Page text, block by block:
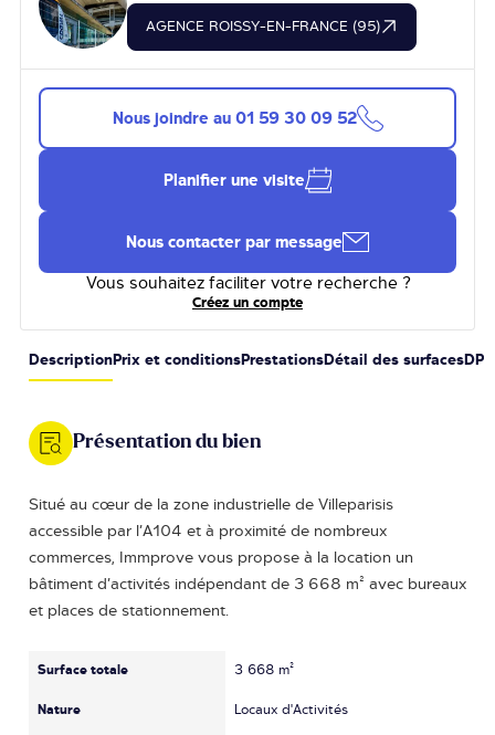
AGENCE ROISSY-EN-FRANCE (95)
Nous joindre au 01 59 30 09 52
Planifier une visite
Nous contacter par message
Vous souhaitez faciliter votre recherche ?
Créez un compte
Description Prix et conditions Prestations Détail des surfaces DPE
Présentation du bien
Situé au cœur de la zone industrielle de Villeparisis
accessible par l’A104 et à proximité de nombreux
commerces, Immprove vous propose à la location un
bâtiment d’activités indépendant de 3 668 m² avec bureaux
et places de stationnement.
Surface totale
Nature
3 668 m²
Locaux d'Activités